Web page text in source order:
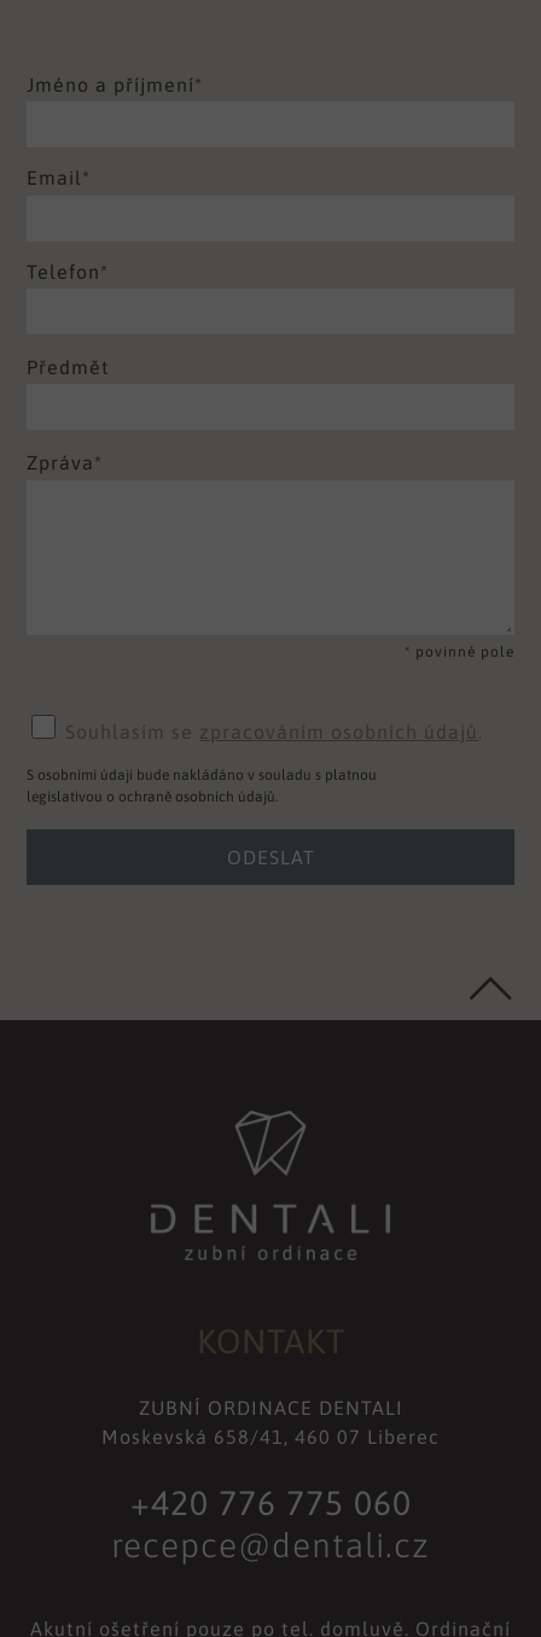
Jméno a příjmení*
Email*
Telefon*
Předmět
Zpráva*
* povinné pole
Souhlasím se zpracováním osobních údajů
S osobními údaji bude nakládáno v souladu s platnou
legislativou o ochraně osobních údajů.
ODESLAT
KONTAKT
ZUBNÍ ORDINACE DENTALI
Moskevská 658/41, 460 07 Liberec
+420 776 775 060
recepce@dentali.cz
Akutní ošetření pouze po tel. domluvě. Ordinační